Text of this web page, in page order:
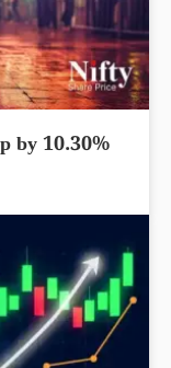
by 10.30%